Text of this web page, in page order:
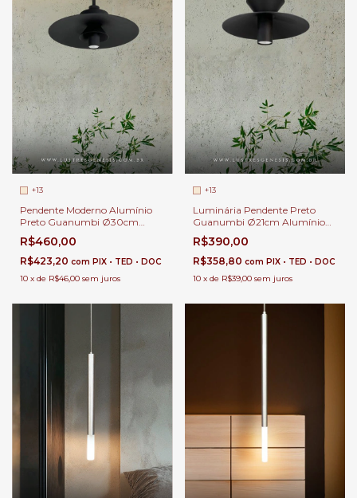
+13
Pendente Moderno Alumínio
Preto Guanumbi Ø30cm
Lâmpada GU10 MR11 Bivolt
Para Balcão de Cozinha
R$460,00
R$423,20 com PIX • TED • DOC
10 x de R$46,00 sem juros
+13
Luminária Pendente Preto
Guanumbi Ø21cm Alumínio
Lâmpada GU10 MR11 Bivolt
Para Balcão de Cozinha
R$390,00
R$358,80 com PIX • TED • DOC
10 x de R$39,00 sem juros